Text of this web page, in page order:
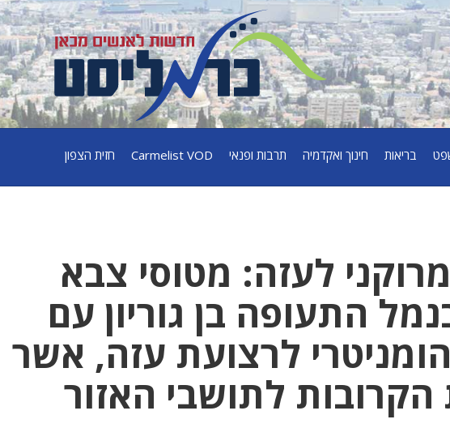
בריאות חינוך ואקדמיה תרבות ופנאי Carmelist VOD חזית הצפון
לעזה: מטוסי צבא
התעופה בן גוריון עם
לרצועת עזה, אשר
הקרובות לתושבי האזור